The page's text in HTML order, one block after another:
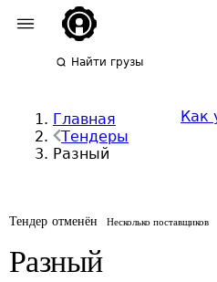
Найти грузы
Главная
Тендеры
Разный
Как
Тендер отменён Несколько поставщиков
Разный